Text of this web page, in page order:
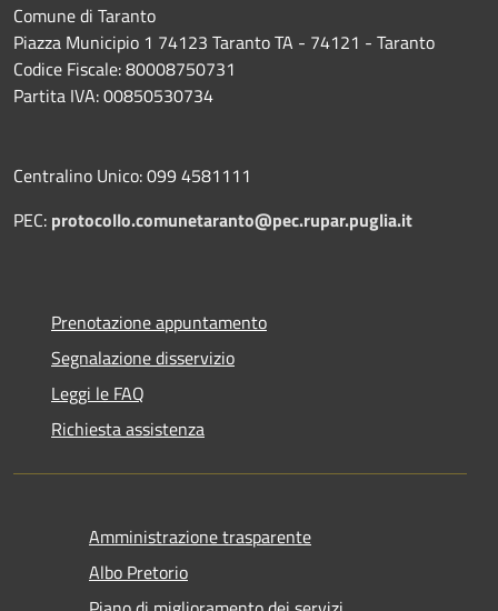
Comune di Taranto
Piazza Municipio 1 74123 Taranto TA - 74121 - Taranto
Codice Fiscale: 80008750731
Partita IVA: 00850530734
Centralino Unico: 099 4581111
PEC: protocollo.comunetaranto@pec.rupar.puglia.it
Prenotazione appuntamento
Segnalazione disservizio
Leggi le FAQ
Richiesta assistenza
Amministrazione trasparente
Albo Pretorio